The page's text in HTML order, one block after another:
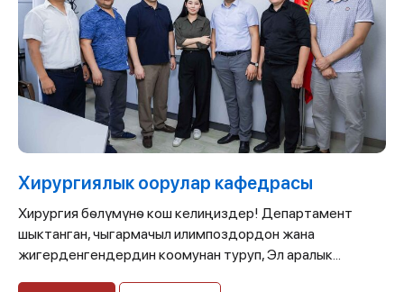
Хирургиялык оорулар кафедрасы
Хирургия бѳлүмүнѳ кош келиңиздер! Департамент
шыктанган, чыгармачыл илимпоздордон жана
жигерденгендердин коомунан туруп, Эл аралык...